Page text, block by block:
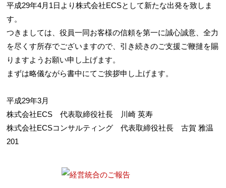
平成29年4月1日より株式会社ECSとして新たな出発を致しま
す。
つきましては、役員一同お客様の信頼を第一に誠心誠意、全力
を尽くす所存でございますので、引き続きのご支援ご鞭撻を賜
りますようお願い申し上げます。
まずは略儀ながら書中にてご挨拶申し上げます。
平成29年3月
株式会社ECS 代表取締役社長 川崎 英寿
株式会社ECSコンサルティング 代表取締役社長 古賀 雅温
201